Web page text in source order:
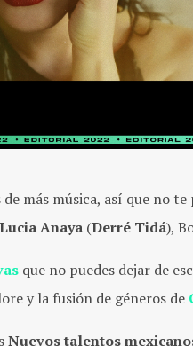
más música, así que no
Lucia Anaya (Derré Tidá),
que no puedes dejar de
y la fusión de géneros de
Nuevos talentos